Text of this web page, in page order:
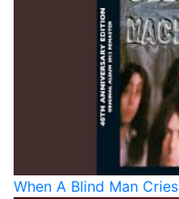
When A Blind Man Cries